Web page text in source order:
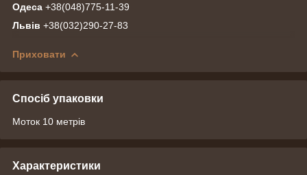
Одеса +38(048)775-11-39
Львів +38(032)290-27-83
Приховати
Спосіб упаковки
Моток 10 метрів
Характеристики